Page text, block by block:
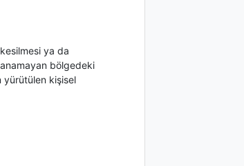
ya da
bölgedeki
yürütülen kişisel